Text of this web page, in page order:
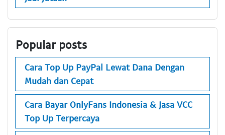
Popular posts
Cara Top Up PayPal Lewat Dana Dengan
Mudah dan Cepat
Cara Bayar OnlyFans Indonesia & Jasa VCC
Top Up Terpercaya